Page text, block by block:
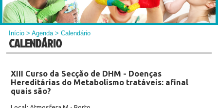
Início >Agenda> Calendário
CALENDÁRIO
XIII Curso da Secção de DHM - Doenças
Hereditárias do Metabolismo tratáveis: afinal
quais são?